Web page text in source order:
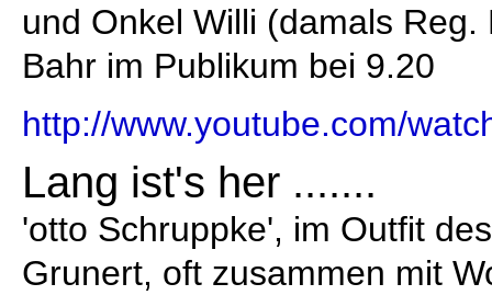
und Onkel Willi (damals
Bahr im Publikum bei 9.20
http://www.youtube.com/
Lang ist's her .......
'otto Schruppke', im Outfit
Grunert, oft zusammen mit